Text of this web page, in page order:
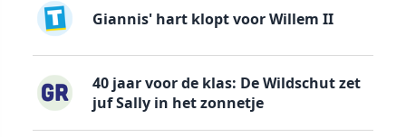
Giannis' hart klopt voor Willem II
40 jaar voor de klas: De Wildschut zet
juf Sally in het zonnetje